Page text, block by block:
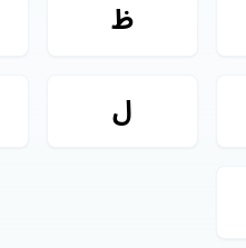
ظ
ل